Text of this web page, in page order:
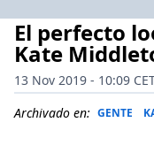
El perfecto
Kate
13 Nov 2019 - 10:09
Archivado en: GENTE